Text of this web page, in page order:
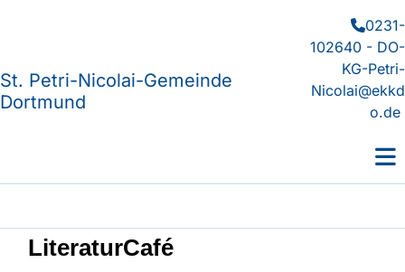
St. Petri-Nicolai-Gemeinde
Dortmund
0231-
102640 - DO-
KG-Petri-
Nicolai@ekkd
o.de
LiteraturCafé